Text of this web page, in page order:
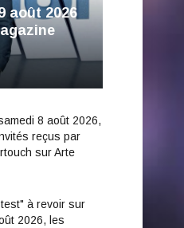
août 2026
8 août 2026,
reçus par
sur Arte
à revoir sur
2026, les